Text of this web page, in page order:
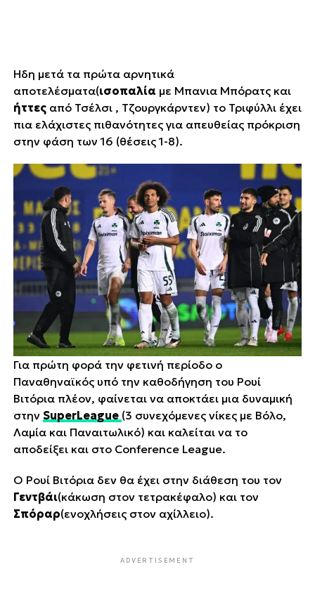
Ήδη μετά τα πρώτα αρνητικά
αποτελέσματα(ισοπαλία με Μπανια Μπόρατς και
ήττες από Τσέλσι , Τζουργκάρντεν) το Τριφύλλι έχει
πια ελάχιστες πιθανότητες για απευθείας πρόκριση
στην φάση των 16 (θέσεις 1-8).
Για πρώτη φορά την φετινή περίοδο ο
Παναθηναϊκός υπό την καθοδήγηση του Ρουί
Βιτόρια πλέον, φαίνεται να αποκτάει μια δυναμική
στην SuperLeague (3 συνεχόμενες νίκες με Βόλο,
Λαμία και Παναιτωλικό) και καλείται να το
αποδείξει και στo Conference League.
Ο Ρουί Βιτόρια δεν θα έχει στην διάθεση του τον
Γεντβάι(κάκωση στον τετρακέφαλο) και τον
Σπόραρ(ενοχλήσεις στον αχίλλειο).
ADVERTISEMENT